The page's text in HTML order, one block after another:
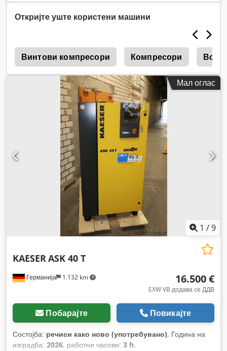
Откријте уште користени машини
Винтови компресори Компресори
Мал оглас
1 /9
Германија 1.132 km
KAESERASK 40 T
16.500 €
EXW VB додава се ДДВ
Побарајте Повикајте
Состојба: речиси како ново (употребувано), Година на
изградба: 2026, работни часови: 3 h,